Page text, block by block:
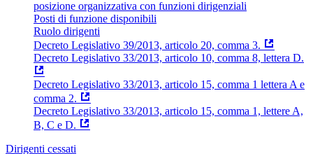
posizione organizzativa con funzioni dirigenziali
Posti di funzione disponibili
Ruolo dirigenti
Decreto Legislativo 39/2013, articolo 20, comma 3.
Decreto Legislativo 33/2013, articolo 10, comma 8, lettera D.
Decreto Legislativo 33/2013, articolo 15, comma 1 lettera A e
comma 2.
Decreto Legislativo 33/2013, articolo 15, comma 1, lettere A,
B, C e D.
Dirigenti cessati